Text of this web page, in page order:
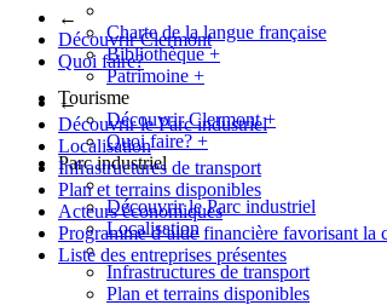
←
Découvrir Clermont
Quoi faire?
←
Découvrir le Parc industriel
Localisation
Infrastructures de transport
Plan et terrains disponibles
Acteurs économiques
Programme d’aide financière favorisant
Liste des entreprises présentes
Charte de la langue française
Bibliothèque+
Patrimoine +
Tourisme
Découvrir Clermont+
Quoi faire? +
Parc industriel
Découvrir le Parc industriel
Localisation
Infrastructures de transport
Plan et terrains disponibles